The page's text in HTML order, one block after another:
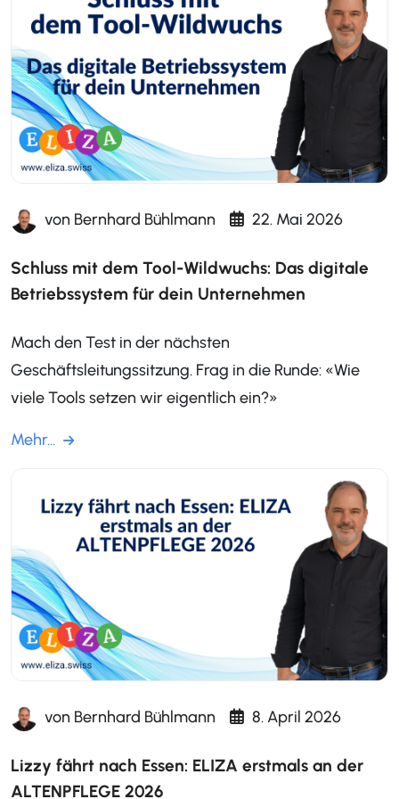
von Bernhard Bühlmann 22. Mai 2026
Schluss mit dem Tool-Wildwuchs: Das digitale
Betriebssystem für dein Unternehmen
Mach den Test in der nächsten
Geschäftsleitungssitzung. Frag in die Runde: «Wie
viele Tools setzen wir eigentlich ein?»
Mehr...
von Bernhard Bühlmann 8. April 2026
Lizzy fährt nach Essen: ELIZA erstmals an der
ALTENPFLEGE 2026